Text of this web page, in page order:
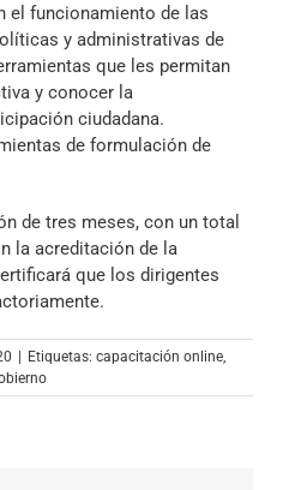
el funcionamiento de las
y administrativas de
que les permitan
y conocer la
ciudadana.
de formulación de
de tres meses, con un total
la acreditación de la
que los dirigentes
Etiquetas: capacitación online,